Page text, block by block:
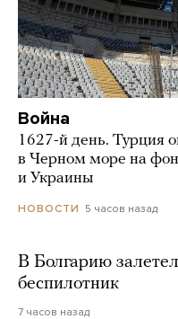
Война
1627-й день. Турция
в Черном море на
и Украины
НОВОСТИ 5 часов назад
В Болгарию
беспилотник
7 часов назад